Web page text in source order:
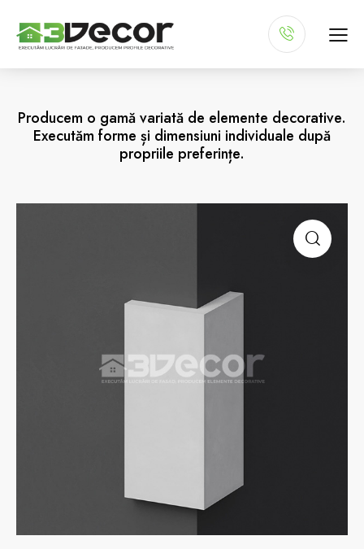
Producem o gamă variată de elemente decorative.
Executăm forme și dimensiuni individuale după
propriile preferințe.